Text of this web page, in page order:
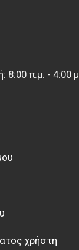
8:00 π.μ. - 4:00
χρήστη